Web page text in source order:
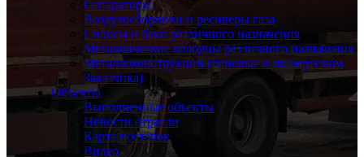
Сепараторы
Воздухосборники и ресиверы газа
Силосы и баки различного назначения
Металлические колодцы различного назначения
Металлоконструкции (типовые и по чертежам
Заказчика)
Объекты
Выполненные объекты
Новости отрасли
Карта поставок
Видео